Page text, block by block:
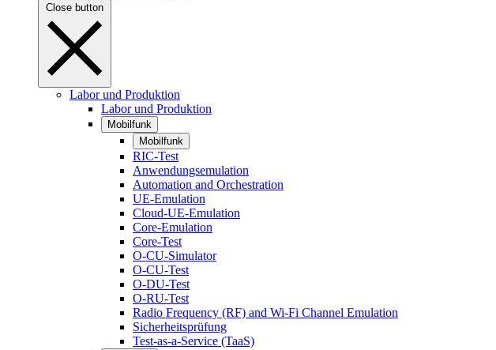
Close button
Labor und Produktion
Labor und Produktion
Mobilfunk
Mobilfunk
RIC-Test
Anwendungsemulation
Automation and Orchestration
UE-Emulation
Cloud-UE-Emulation
Core-Emulation
Core-Test
O-CU-Simulator
O-CU-Test
O-DU-Test
O-RU-Test
Radio Frequency (RF) and Wi-Fi Channel Emulation
Sicherheitsprüfung
Test-as-a-Service (TaaS)